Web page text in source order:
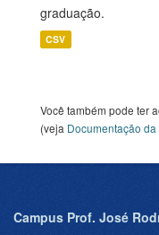
graduação.
CSV
Você também pode ter
(veja Documentação da
Campus Prof. José